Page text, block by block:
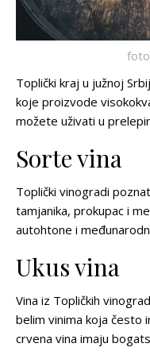
Toplički kraj u južnoj
koje proizvode
možete uživati u
Sorte vina
Toplički vinogradi
tamjanika, prokupac i
autohtone i
Ukus vina
Vina iz Topličkih
belim vinima koja često
crvena vina imaju